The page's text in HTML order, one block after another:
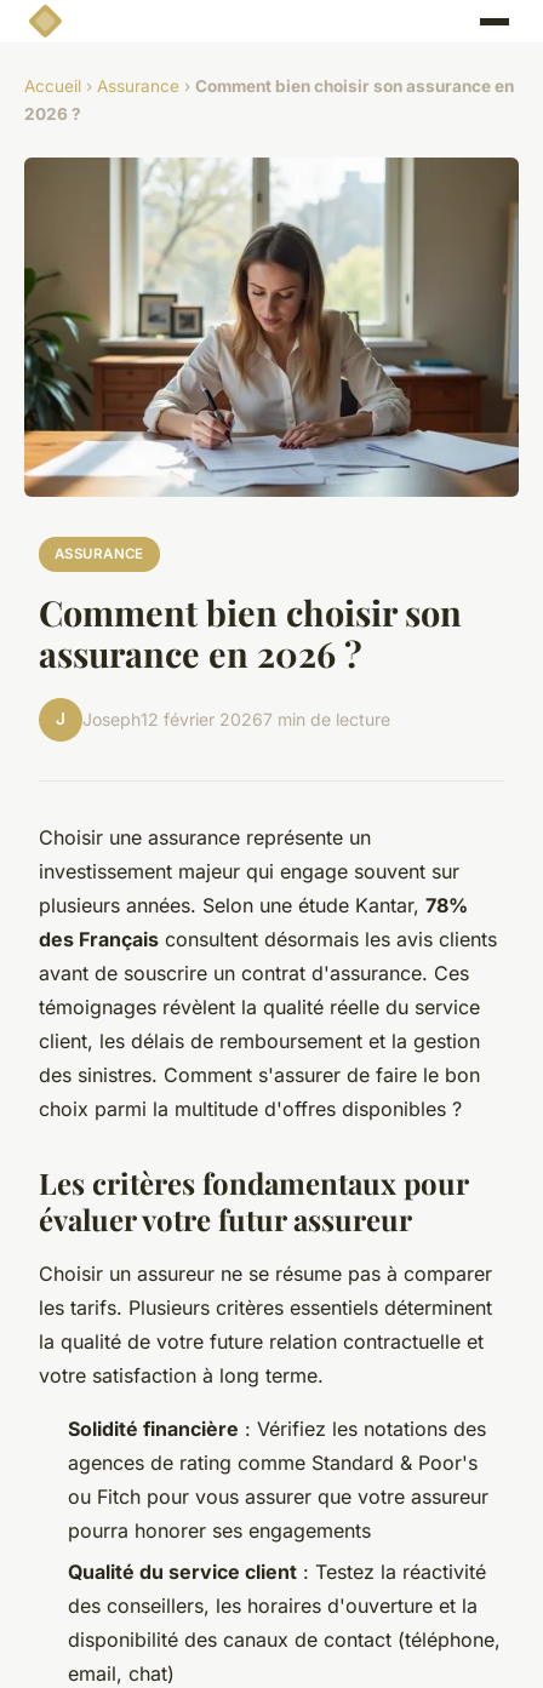
Accueil › Assurance › Comment bien choisir son assurance en
2026 ?
ASSURANCE
Comment bien choisir son
assurance en 2026 ?
J Joseph12 février 20267 min de lecture
Choisir une assurance représente un
investissement majeur qui engage souvent sur
plusieurs années. Selon une étude Kantar, 78%
des Français consultent désormais les avis clients
avant de souscrire un contrat d'assurance. Ces
témoignages révèlent la qualité réelle du service
client, les délais de remboursement et la gestion
des sinistres. Comment s'assurer de faire le bon
choix parmi la multitude d'offres disponibles ?
Les critères fondamentaux pour
évaluer votre futur assureur
Choisir un assureur ne se résume pas à comparer
les tarifs. Plusieurs critères essentiels déterminent
la qualité de votre future relation contractuelle et
votre satisfaction à long terme.
Solidité financière : Vérifiez les notations des
agences de rating comme Standard & Poor's
ou Fitch pour vous assurer que votre assureur
pourra honorer ses engagements
Qualité du service client : Testez la réactivité
des conseillers, les horaires d'ouverture et la
disponibilité des canaux de contact (téléphone,
email, chat)